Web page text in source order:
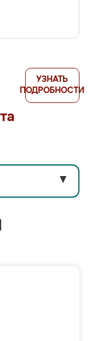
УЗНАТЬ
ПОДРОБНОСТИ
▼